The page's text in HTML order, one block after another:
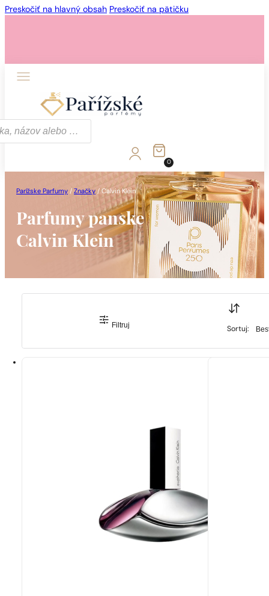
Preskočiť na hlavný obsah Preskočiť na pätičku
0
Parížske Parfumy /Značky /Calvin Klein
Parfumy panske
Calvin Klein
Filtruj Sortuj: